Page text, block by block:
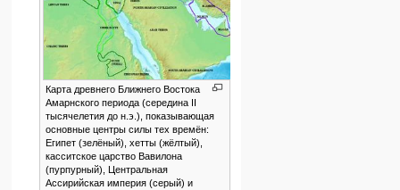
Карта древнего Ближнего Востока
Амарнского периода (середина II
тысячелетия до н.э.), показывающая
основные центры силы тех времён:
Египет (зелёный), хетты (жёлтый),
касситское царство Вавилона
(пурпурный), Центральная
Ассирийская империя (серый) и